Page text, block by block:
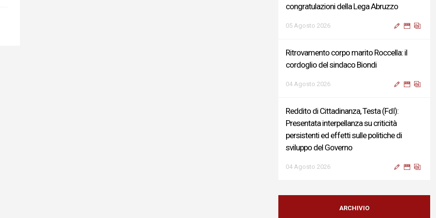
congratulazioni della Lega Abruzzo
05 Agosto 2026
Ritrovamento corpo marito Roccella: il
cordoglio del sindaco Biondi
04 Agosto 2026
Reddito di Cittadinanza, Testa (FdI):
Presentata interpellanza su criticità
persistenti ed effetti sulle politiche di
sviluppo del Governo
04 Agosto 2026
Sigismondi, Liris e Testa: “Profondo
cordoglio e vicinanza al Ministro Roccella e
ARCHIVIO